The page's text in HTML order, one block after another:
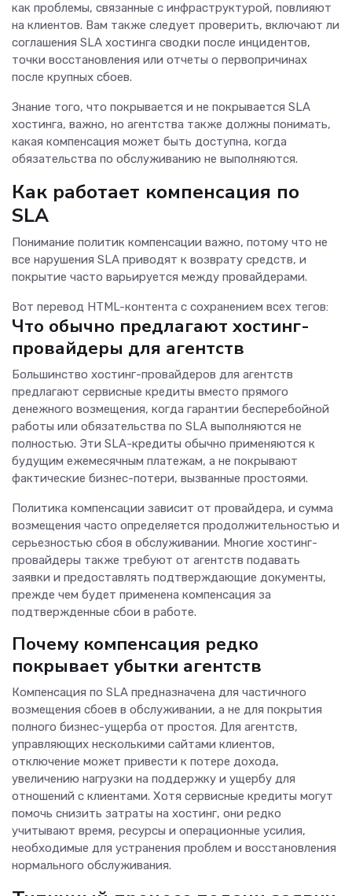
как проблемы, связанные с инфраструктурой, повлияют
на клиентов. Вам также следует проверить, включают ли
соглашения SLA хостинга сводки после инцидентов,
точки восстановления или отчеты о первопричинах
после крупных сбоев.
Знание того, что покрывается и не покрывается SLA
хостинга, важно, но агентства также должны понимать,
какая компенсация может быть доступна, когда
обязательства по обслуживанию не выполняются.
Как работает компенсация по
SLA
Понимание политик компенсации важно, потому что не
все нарушения SLA приводят к возврату средств, и
покрытие часто варьируется между провайдерами.
Вот перевод HTML-контента с сохранением всех тегов:
Что обычно предлагают хостинг-
провайдеры для агентств
Большинство хостинг-провайдеров для агентств
предлагают сервисные кредиты вместо прямого
денежного возмещения, когда гарантии бесперебойной
работы или обязательства по SLA выполняются не
полностью. Эти SLA-кредиты обычно применяются к
будущим ежемесячным платежам, а не покрывают
фактические бизнес-потери, вызванные простоями.
Политика компенсации зависит от провайдера, и сумма
возмещения часто определяется продолжительностью и
серьезностью сбоя в обслуживании. Многие хостинг-
провайдеры также требуют от агентств подавать
заявки и предоставлять подтверждающие документы,
прежде чем будет применена компенсация за
подтвержденные сбои в работе.
Почему компенсация редко
покрывает убытки агентств
Компенсация по SLA предназначена для частичного
возмещения сбоев в обслуживании, а не для покрытия
полного бизнес-ущерба от простоя. Для агентств,
управляющих несколькими сайтами клиентов,
отключение может привести к потере дохода,
увеличению нагрузки на поддержку и ущербу для
отношений с клиентами. Хотя сервисные кредиты могут
помочь снизить затраты на хостинг, они редко
учитывают время, ресурсы и операционные усилия,
необходимые для устранения проблем и восстановления
нормального обслуживания.